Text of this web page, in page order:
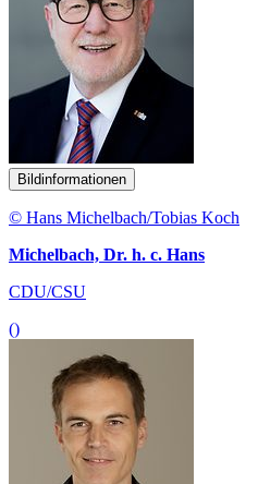
Bildinformationen
© Hans Michelbach/Tobias Koch
Michelbach, Dr. h. c. Hans
CDU/CSU
()